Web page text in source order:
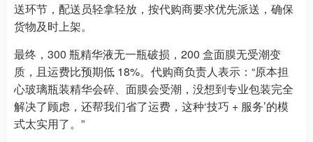
送环节，配送员轻拿轻放，按代购商要求优先派送，确保
货物及时上架。
最终，300 瓶精华液无一瓶破损，200 盒面膜无受潮变
质，且运费比预期低 18%。代购商负责人表示：“原本担
心玻璃瓶装精华会碎、面膜会受潮，没想到专业包装完全
解决了顾虑，还帮我们省了运费，这种‘技巧 + 服务’的模
式太实用了。”